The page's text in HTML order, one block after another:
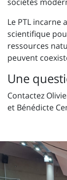
Le PTL incarne
scientifique
ressources
peuvent
Une
Contactez
et Bénédicte